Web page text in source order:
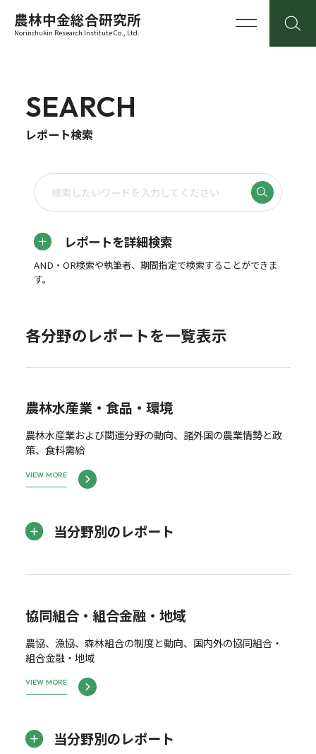
農林中金総合研究所
Norinchukin Research Institute Co., Ltd.
SEARCH
レポート検索
レポートを詳細検索
AND・OR検索や執筆者、期間指定で検索することができま
す。
各分野のレポートを一覧表示
農林水産業・食品・環境
農林水産業および関連分野の動向、諸外国の農業情勢と政
策、食料需給
VIEW MORE
当分野別のレポート
協同組合・組合金融・地域
農協、漁協、森林組合の制度と動向、国内外の協同組合・
組合金融・地域
VIEW MORE
当分野別のレポート